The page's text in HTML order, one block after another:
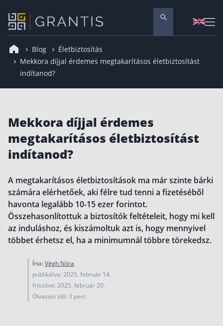
Pénzügyi tanácsadás
Nyugdíj előtakarékosság
Melyiket válaszd? Nyugdíjbiztosítás, NYESZ vagy
Nyugdíj előtakarékossági számla (NYESZ)
Nyugdíj megtakarítás – Így válassz
Magánnyugdíjpénztár összefoglaló
Nyugdíjkorhatár táblázat és útmutató
Nyugdíj kisokos – A magyar nyugdíjrendszer
Egyszerű Állami Nyugdíjkalkulátor
Nyugdíjbiztosítás
Nyugdíjbiztosítás vagy NYESZ? Melyik a jobb?
Blog
Életbiztosítás
Mekkora díjjal érdemes megtakarításos életbiztosítást
indítanod?
Mekkora díjjal érdemes
megtakarításos életbiztosítást
indítanod?
A megtakarításos életbiztosítások ma már szinte bárki
számára elérhetőek, aki félre tud tenni a fizetéséből
havonta legalább 10-15 ezer forintot.
Összehasonlítottuk a biztosítók feltételeit, hogy mi kell
az induláshoz, és kiszámoltuk azt is, hogy mennyivel
többet érhetsz el, ha a minimumnál többre törekedsz.
Írta:Végh Nóra
publikálva: 2025. február 14.
frissítve: 2025. február 20.
Olvasási idő: 3 perc